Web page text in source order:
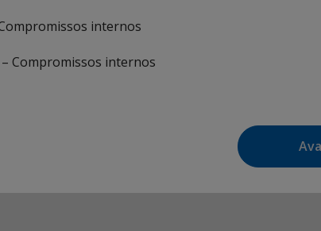
internos
– Compromissos internos